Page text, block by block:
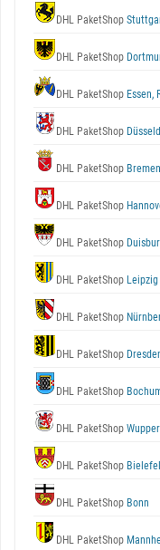
DHL PaketShop
DHL PaketShop
DHL PaketShop Essen,
DHL PaketShop
DHL PaketShop Bremen
DHL PaketShop
DHL PaketShop
DHL PaketShop Leipzig
DHL PaketShop
DHL PaketShop
DHL PaketShop
DHL PaketShop
DHL PaketShop
DHL PaketShop Bonn
DHL PaketShop